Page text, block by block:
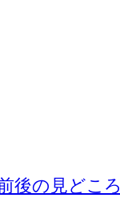
後の見どころ